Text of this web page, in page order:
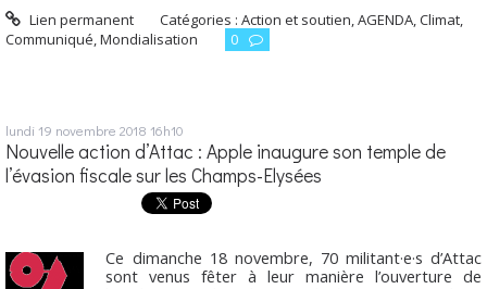
Lien permanent Catégories :Action et soutien,AGENDA,Climat,
Communiqué,Mondialisation 0
lundi 19 novembre 2018 16h10
Nouvelle action d’Attac : Apple inaugure son temple de
l’évasion fiscale sur les Champs-Elysées
Ce dimanche 18 novembre, 70 militant·e·s d’Attac
sont venus fêter à leur manière l’ouverture de